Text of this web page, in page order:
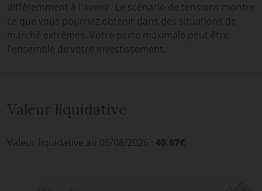
différemment à l'avenir. Le scénario de tensions montre
ce que vous pourriez obtenir dans des situations de
marché extrêmes. Votre perte maximale peut être
l'ensemble de votre investissement.
Valeur liquidative
Valeur liquidative au 05/08/2026 : 49.97€